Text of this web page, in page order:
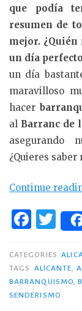
que podía
resumen de
mejor. ¿Quién
un día
un día
maravilloso
hacer
al Barranc de
asegurando
¿Quieres saber
Continue
F
c
e
b
T
w
it
te
r
CATEGORIES
TAGS
ALICANTE,
BARRANQUISMO,
SENDERISMO